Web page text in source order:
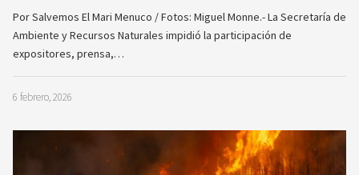
Por Salvemos El Mari Menuco / Fotos: Miguel Monne.- La Secretaría de
Ambiente y Recursos Naturales impidió la participación de
expositores, prensa,…
6 febrero, 2026